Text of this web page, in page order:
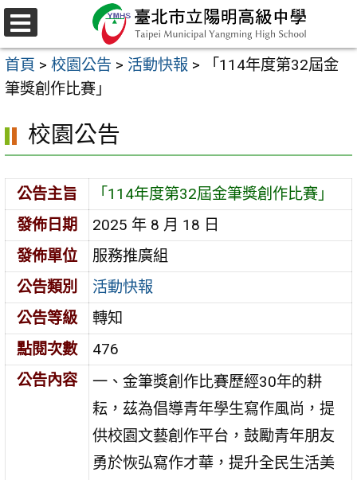
跳
至
主
要
容
區
選
單
首頁 > 校園公告 > 活動快報 >
「114年度第32屆金
筆獎創作比賽」
校園公告
公告主旨
「114年度第32屆金筆獎創作比賽」
發佈日期
2025 年 8 月 18 日
發佈單位
服務推廣組
公告類別
活動快報
公告等級
轉知
點閱次數
476
公告內容
一、金筆獎創作比賽歷經30年的耕
耘，茲為倡導青年學生寫作風尚，提
供校園文藝創作平台，鼓勵青年朋友
勇於恢弘寫作才華，提升全民生活美